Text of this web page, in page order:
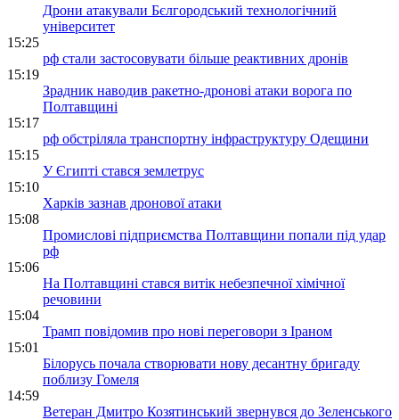
Дрони атакували Бєлгородський технологічний
університет
15:25
рф стали застосовувати більше реактивних дронів
15:19
Зрадник наводив ракетно-дронові атаки ворога по
Полтавщині
15:17
рф обстріляла транспортну інфраструктуру Одещини
15:15
У Єгипті стався землетрус
15:10
Харків зазнав дронової атаки
15:08
Промислові підприємства Полтавщини попали під удар
рф
15:06
На Полтавщині стався витік небезпечної хімічної
речовини
15:04
Трамп повідомив про нові переговори з Іраном
15:01
Білорусь почала створювати нову десантну бригаду
поблизу Гомеля
14:59
Ветеран Дмитро Козятинський звернувся до Зеленського